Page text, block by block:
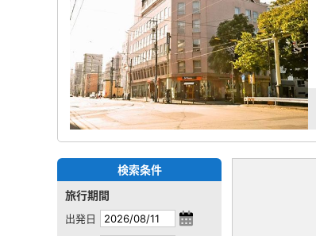
検索条件
旅行期間
出発日